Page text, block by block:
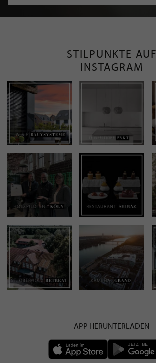
STILPUNKTE AUF
INSTAGRAM
APP HERUNTERLADEN